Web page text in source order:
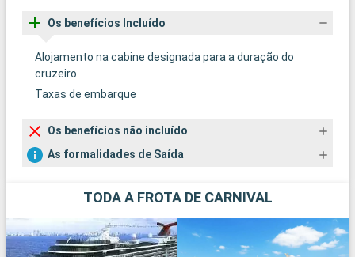
Os benefícios Incluído
Alojamento na cabine designada para a duração do
cruzeiro
Taxas de embarque
Os benefícios não incluído
As formalidades de Saída
TODA A FROTA DE CARNIVAL